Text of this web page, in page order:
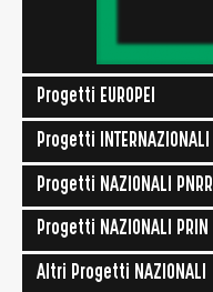
Progetti EUROPEI
Progetti INTERNAZIONALI
Progetti NAZIONALI PNRR
Progetti NAZIONALI PRIN
Altri Progetti NAZIONALI